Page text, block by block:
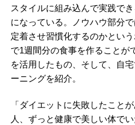
スタイルに組み込んで実践で
になっている。ノウハウ部分
定着させ習慣化するのかとい
で1週間分の食事を作ることが
を活用したもの、そして、自
ーニングを紹介。
「ダイエットに失敗したこと
人、ずっと健康で美しい体で